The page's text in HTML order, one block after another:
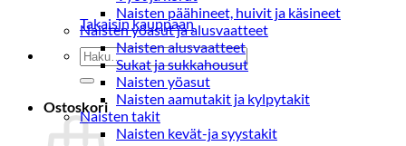
Takaisin kauppaan
Etsi:
Ostoskori
Naisten päähineet, huivit ja käsineet
Naisten yöasut ja alusvaatteet
Naisten alusvaatteet
Sukat ja sukkahousut
Naisten yöasut
Naisten aamutakit ja kylpytakit
Naisten takit
Naisten kevät-ja syystakit